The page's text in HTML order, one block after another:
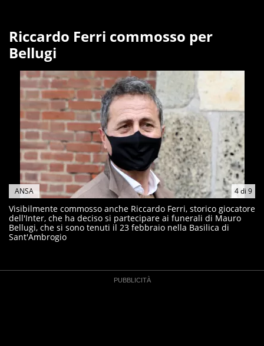
Riccardo Ferri commosso per
Bellugi
4di 9
ANSA
Visibilmente commosso anche Riccardo Ferri, storico giocatore
dell'Inter, che ha deciso si partecipare ai funerali di Mauro
Bellugi, che si sono tenuti il 23 febbraio nella Basilica di
Sant'Ambrogio